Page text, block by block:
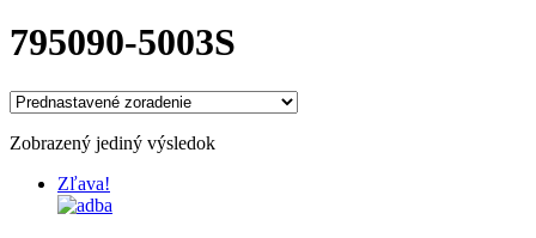
795090-5003S
Zobrazený jediný výsledok
Zľava!